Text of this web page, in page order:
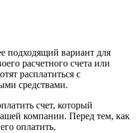
подходящий вариант для
расчетного счета или
расплатиться с
средствами.
счет, который
компании. Перед тем, как
оплатить.